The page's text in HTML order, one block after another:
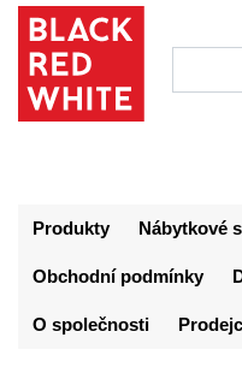
Produkty Nábytkové
Obchodní podmínky
O společnosti